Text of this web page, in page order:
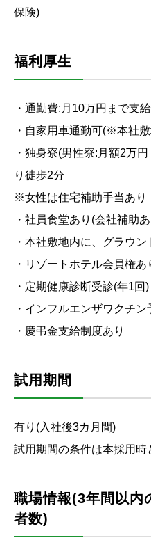
保険)
福利厚生
・通勤費:月10万円まで支給
・自家用車通勤可(※本社
・独身寮(男性寮:月額2万
り徒歩2分
※女性は住宅補助手当あり
・社員食堂あり(会社補助あ
・本社敷地内に、グラウン
・リゾートホテル会員権あ
・定期健康診断受診(年1回)
・インフルエンザワクチン
・慶弔金支給制度あり
試用期間
有り(入社後3カ月間)
試用期間の条件は本採用時
職場情報(3年間以内
者数)